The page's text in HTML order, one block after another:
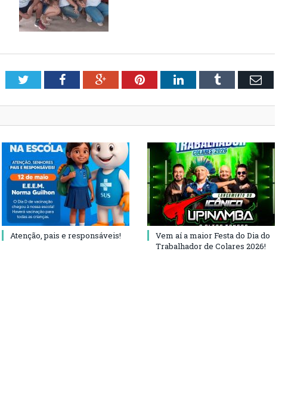
TwitterFacebookGoogle+PinterestLinkedInTumblr Email
Atenção, pais e responsáveis!
Vem aí a maior Festa do Dia do
Trabalhador de Colares 2026!